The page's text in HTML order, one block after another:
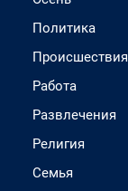
Политика
Происшествия
Работа
Развлечения
Религия
Семья